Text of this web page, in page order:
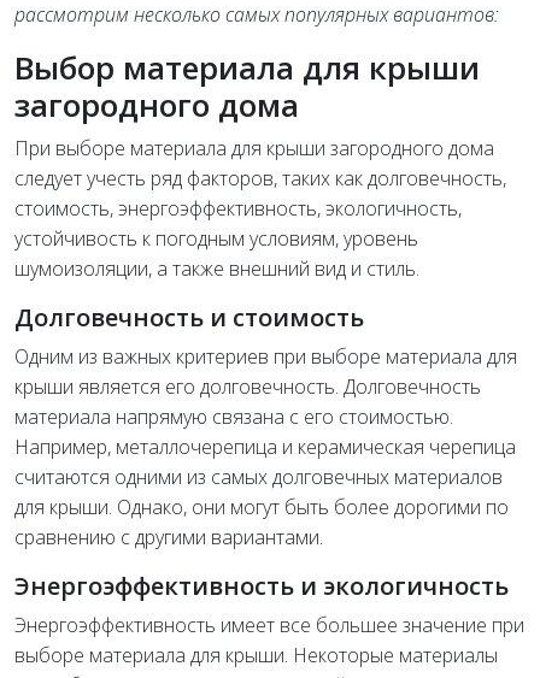
рассмотрим несколько самых популярных вариантов:
Выбор материала для крыши
загородного дома
При выборе материала для крыши загородного дома
следует учесть ряд факторов, таких как долговечность,
стоимость, энергоэффективность, экологичность,
устойчивость к погодным условиям, уровень
шумоизоляции, а также внешний вид и стиль.
Долговечность и стоимость
Одним из важных критериев при выборе материала для
крыши является его долговечность. Долговечность
материала напрямую связана с его стоимостью.
Например, металлочерепица и керамическая черепица
считаются одними из самых долговечных материалов
для крыши. Однако, они могут быть более дорогими по
сравнению с другими вариантами.
Энергоэффективность и экологичность
Энергоэффективность имеет все большее значение при
выборе материала для крыши. Некоторые материалы